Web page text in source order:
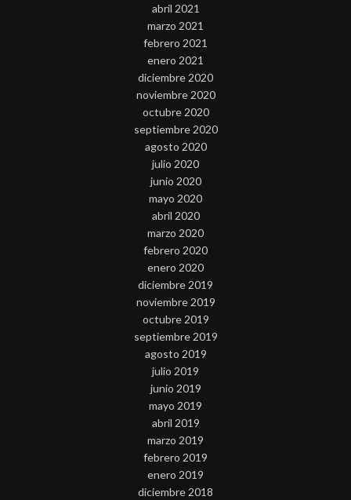
abril 2021
marzo 2021
febrero 2021
enero 2021
diciembre 2020
noviembre 2020
octubre 2020
septiembre 2020
agosto 2020
julio 2020
junio 2020
mayo 2020
abril 2020
marzo 2020
febrero 2020
enero 2020
diciembre 2019
noviembre 2019
octubre 2019
septiembre 2019
agosto 2019
julio 2019
junio 2019
mayo 2019
abril 2019
marzo 2019
febrero 2019
enero 2019
diciembre 2018